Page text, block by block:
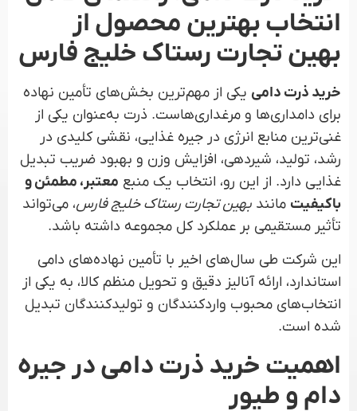
انتخاب بهترین محصول از
بهین تجارت رستاک خلیج فارس
خرید ذرت دامی یکی از مهم‌ترین بخش‌های تأمین نهاده
برای دامداری‌ها و مرغداری‌هاست. ذرت به‌عنوان یکی از
غنی‌ترین منابع انرژی در جیره غذایی، نقشی کلیدی در
رشد، تولید، شیردهی، افزایش وزن و بهبود ضریب تبدیل
غذایی دارد. از این رو، انتخاب یک منبع معتبر، مطمئن و
باکیفیت مانند بهین تجارت رستاک خلیج فارس، می‌تواند
تأثیر مستقیمی بر عملکرد کل مجموعه داشته باشد.
این شرکت طی سال‌های اخیر با تأمین نهاده‌های دامی
استاندارد، ارائه آنالیز دقیق و تحویل منظم کالا، به یکی از
انتخاب‌های محبوب واردکنندگان و تولیدکنندگان تبدیل
شده است.
اهمیت خرید ذرت دامی در جیره
دام و طیور